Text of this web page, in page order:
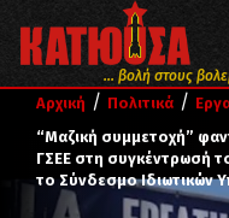
... βολή στους
Αρχική / Πολιτικά /
“Μαζική συμμετοχή”
ΓΣΕΕ στη συγκέντρωσή
το Σύνδεσμο Ιδιωτικών